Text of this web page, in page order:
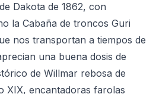
Dakota de 1862, con
la Cabaña de troncos Guri
nos transportan a tiempos de
una buena dosis de
de Willmar rebosa de
XIX, encantadoras farolas